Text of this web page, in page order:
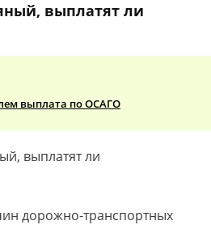
выплатят ли
выплата по ОСАГО
дорожно-транспортных